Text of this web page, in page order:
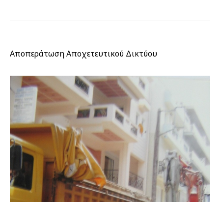
Αποπεράτωση Αποχετευτικού Δικτύου